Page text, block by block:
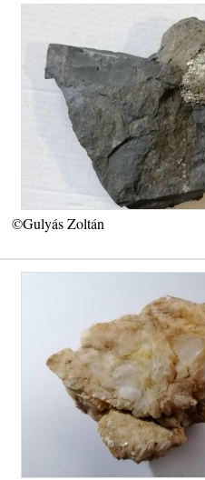
©Gulyás Zoltán